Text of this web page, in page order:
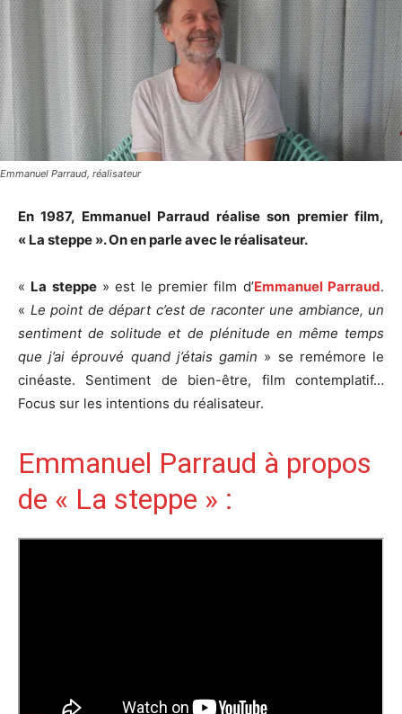
Emmanuel Parraud, réalisateur
En 1987, Emmanuel Parraud réalise son premier film,
« La steppe ». On en parle avec le réalisateur.
« La steppe» est le premier film d’Emmanuel Parraud.
« Le point de départ c’est de raconter une ambiance, un
sentiment de solitude et de plénitude en même temps
que j’ai éprouvé quand j’étais gamin » se remémore le
cinéaste. Sentiment de bien-être, film contemplatif…
Focus sur les intentions du réalisateur.
Emmanuel Parraud à propos
de « La steppe » :